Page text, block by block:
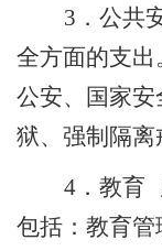
3 ．公共
全方面的支
公安、国家
狱、强制隔离
4 ．教育
包括：教育